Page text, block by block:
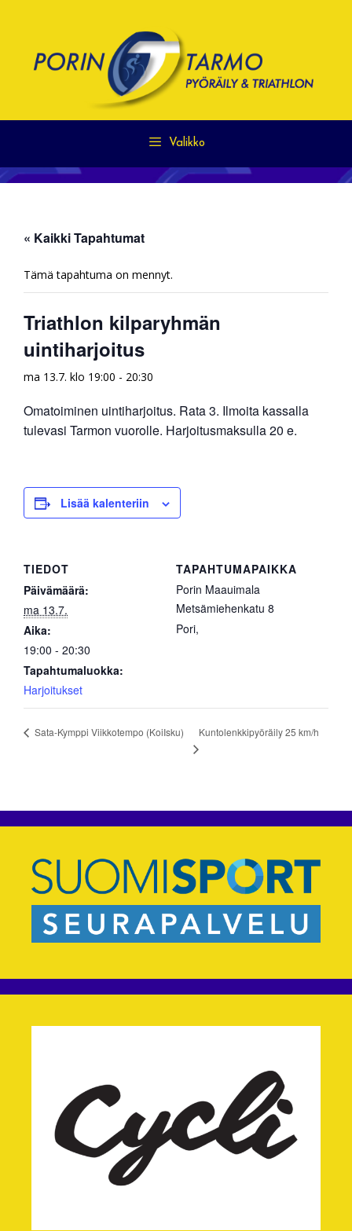
Valikko
« Kaikki Tapahtumat
Tämä tapahtuma on mennyt.
Triathlon kilparyhmän
uintiharjoitus
ma 13.7. klo 19:00 - 20:30
Omatoiminen uintiharjoitus. Rata 3. Ilmoita kassalla
tulevasi Tarmon vuorolle. Harjoitusmaksulla 20 e.
Lisää kalenteriin
TIEDOT
Päivämäärä:
ma 13.7.
Aika:
19:00 - 20:30
Tapahtumaluokka:
Harjoitukset
TAPAHTUMAPAIKKA
Porin Maauimala
Metsämiehenkatu 8
Pori,
Sata-Kymppi Viikkotempo (KoiIsku) Kuntolenkkipyöräily 25 km/h